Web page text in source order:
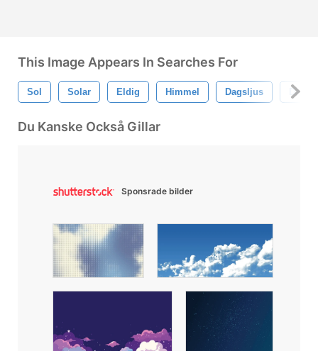
This Image Appears In Searches For
Sol Solar Eldig Himmel Dagsljus Dag
Du Kanske Också Gillar
Sponsrade bilder